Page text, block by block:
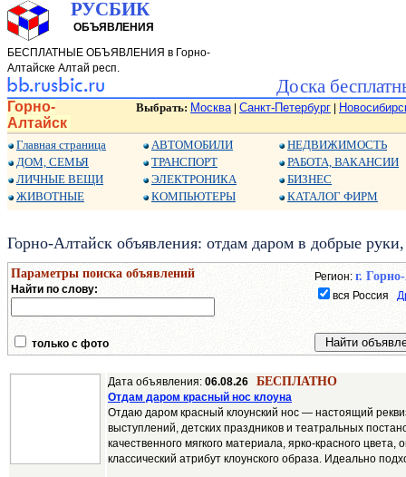
РУСБИК
ОБЪЯВЛЕНИЯ
БЕСПЛАТНЫЕ ОБЪЯВЛЕНИЯ в Горно-
Алтайске Алтай респ.
Доска
Горно-
Алтайск
Выбрать: Москва| Санкт-Петербург
Главная страница
ДОМ, СЕМЬЯ
ЛИЧНЫЕ ВЕЩИ
ЖИВОТНЫЕ
АВТОМОБИЛИ
ТРАНСПОРТ
ЭЛЕКТРОНИКА
КОМПЬЮТЕРЫ
НЕДВИЖИМОСТЬ
РАБОТА, ВАКАНСИИ
БИЗНЕС
КАТАЛОГ ФИРМ
Горно-Алтайск объявления: отдам даром в добрые
Параметры поиска объявлений
Найти по слову:
Регион: г.
вся Россия
только с фото
Дата объявления: 06.08.26 БЕСПЛАТНО
Отдам даром красный нос клоуна
Отдаю даром красный клоунский нос — настоящий
выступлений, детских праздников и театральных
качественного мягкого материала, ярко-красного
классический атрибут клоунского образа. Идеально